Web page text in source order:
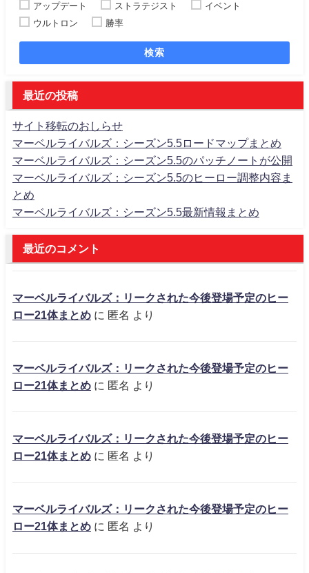
アップデート
ストラテジスト
イベント
ウルトロン
勝率
検索
最近の投稿
サイト移転のおしらせ
マーベルライバルズ：シーズン5.5ロードマップまとめ
マーベルライバルズ：シーズン5.5のパッチノートが公開
マーベルライバルズ：シーズン5.5のヒーロー調整内容ま
とめ
マーベルライバルズ：シーズン5.5最新情報まとめ
最近のコメント
マーベルライバルズ：リークされた今後登場予定のヒー
ロー21体まとめ に 匿名 より
マーベルライバルズ：リークされた今後登場予定のヒー
ロー21体まとめ に 匿名 より
マーベルライバルズ：リークされた今後登場予定のヒー
ロー21体まとめ に 匿名 より
マーベルライバルズ：リークされた今後登場予定のヒー
ロー21体まとめ に 匿名 より